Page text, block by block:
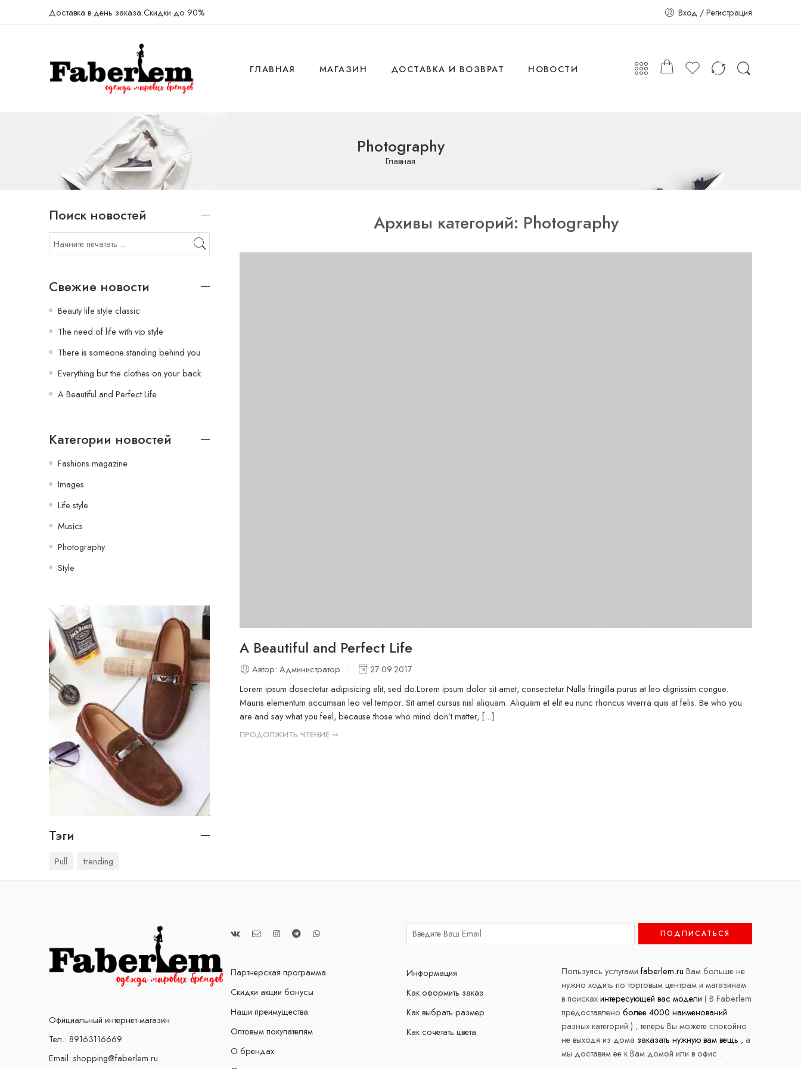
Доставка в день заказа.Скидки до 90% Вход / Регистрация
ГЛАВНАЯ МАГАЗИН ДОСТАВКА И ВОЗВРАТ НОВОСТИ
Photography
Главная
Архивы категорий: Photography
A Beautiful and Perfect Life
Автор: Администратор
27.09.2017
Lorem ipsum dosectetur adipisicing elit, sed do.Lorem ipsum dolor sit amet, consectetur Nulla fringilla purus at leo dignissim congue.
Mauris elementum accumsan leo vel tempor. Sit amet cursus nisl aliquam. Aliquam et elit eu nunc rhoncus viverra quis at felis. Be who you
are and say what you feel, because those who mind don’t matter, [...]
ПРОДОЛЖИТЬ ЧТЕНИЕ ➞
Поиск новостей
Свежие новости
Beauty life style classic
The need of life with vip style
There is someone standing behind you
Everything but the clothes on your back
A Beautiful and Perfect Life
Категории новостей
Fashions magazine
Images
Life style
Musics
Photography
Style
Тэги
Pull trending
Официальный интернет-магазин
Тел.: 89163116669
Email: shopping@faberlem.ru
Партнерская программа
Скидки акции бонусы
Наши преимущества
Оптовым покупателям
О брендах
Информация
Как оформить заказ
Как выбрать размер
Как сочетать цвета
Пользуясь услугамиfaberlem.ru Вам больше не
нужно ходить по торговым центрам и магазинам
в поискахинтересующей вас модели ( В Faberlem
предоставленоболее 4000 наименований
разных категорий ) , теперь Вы можете спокойно
не выходя из дома заказать нужную вам вещь , а
мы доставим ее к Вам домой или в офис .